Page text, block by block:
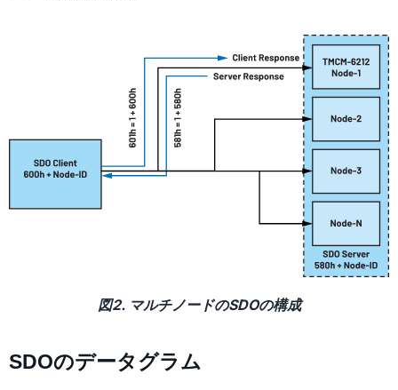
図2. マルチノードのSDOの構成
SDOのデータグラム